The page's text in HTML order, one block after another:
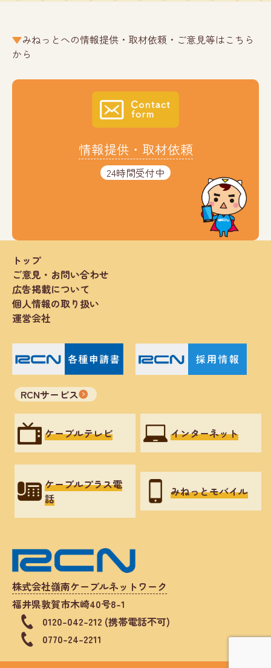
みねっとへの情報提供・取材依頼・ご意見等はこちら
から
情報提供・取材依頼
24時間受付中
株式会社嶺南ケーブルネットワーク
福井県敦賀市木崎40号8-1
0120-042-212 (携帯電話不可)
0770-24-2211
トップ
ご意見・お問い合わせ
広告掲載について
個人情報の取り扱い
運営会社
RCNサービス
ケーブルテレビ インターネット
ケーブルプラス電
話
みねっとモバイル